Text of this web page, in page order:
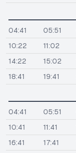
04:41 05:51
10:22
11:02
14:22
15:02
18:41
19:41
04:41 05:51
10:41
11:41
16:41
17:41